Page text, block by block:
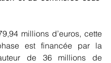
millions d’euros, cette
est financée par la
de 36 millions de